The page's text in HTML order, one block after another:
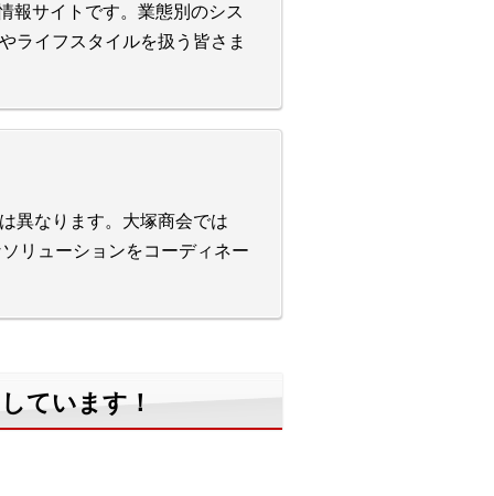
報サイトです。業態別のシス
ライフスタイルを扱う皆さま
異なります。大塚商会では
リューションをコーディネー
ています！